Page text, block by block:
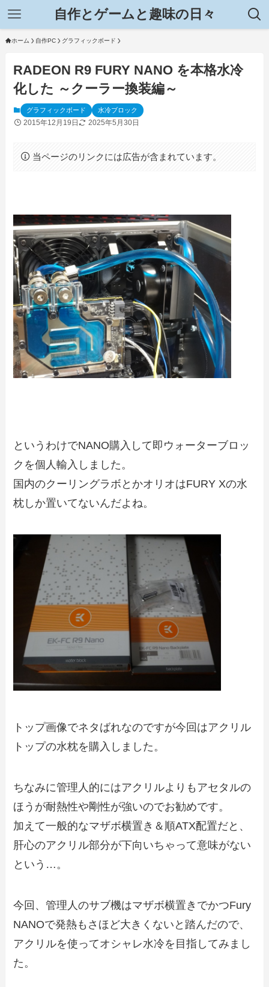
自作とゲームと趣味の日々
ホーム 自作PC グラフィックボード
RADEON R9 FURY NANO を本格水冷
化した ～クーラー換装編～
グラフィックボード 水冷ブロック
2015年12月19日 2025年5月30日
当ページのリンクには広告が含まれています。
というわけでNANO購入して即ウォーターブロッ
クを個人輸入しました。
国内のクーリングラボとかオリオはFURY Xの水
枕しか置いてないんだよね。
トップ画像でネタばれなのですが今回はアクリル
トップの水枕を購入しました。
ちなみに管理人的にはアクリルよりもアセタルの
ほうが耐熱性や剛性が強いのでお勧めです。
加えて一般的なマザボ横置き＆順ATX配置だと、
肝心のアクリル部分が下向いちゃって意味がない
という…。
今回、管理人のサブ機はマザボ横置きでかつFury
NANOで発熱もさほど大きくないと踏んだので、
アクリルを使ってオシャレ水冷を目指してみまし
た。